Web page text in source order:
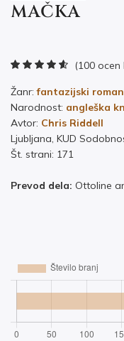
MAČKA
(100 ocen
Žanr:fantazijski
Narodnost: angleška
Avtor: Chris Riddell
Ljubljana, KUD
Št. strani: 171
Prevod dela: Ottoline